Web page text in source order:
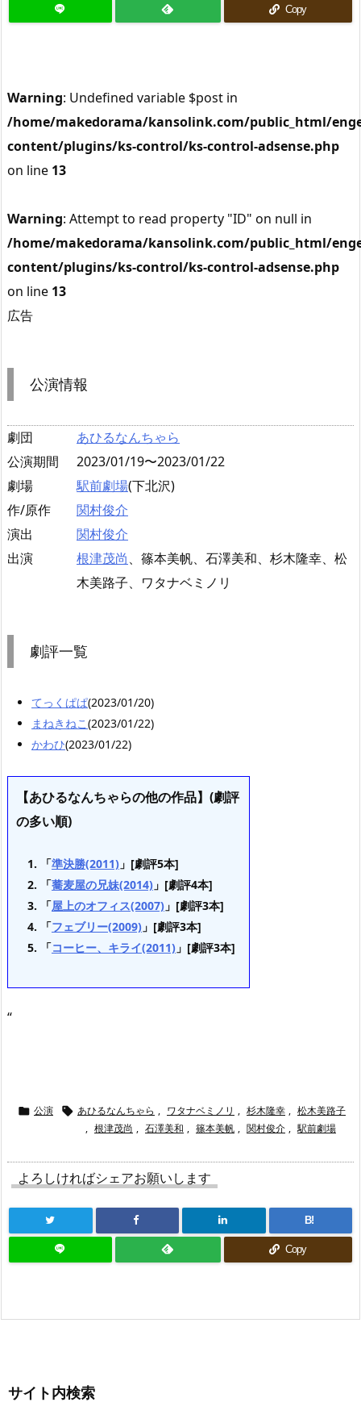
Copy
Warning: Undefined variable $post in
/home/makedorama/kansolink.com/public_html/
content/plugins/ks-control/ks-control-adsense.php
on line 13
Warning: Attempt to read property "ID" on null in
/home/makedorama/kansolink.com/public_html/
content/plugins/ks-control/ks-control-adsense.php
on line 13
広告
公演情報
劇団
あひるなんちゃら
公演期間
2023/01/19〜2023/01/22
劇場
駅前劇場(下北沢)
作/原作
関村俊介
演出
関村俊介
出演
根津茂尚、篠本美帆、石澤美和、杉木隆幸、松
木美路子、ワタナベミノリ
劇評一覧
てっくぱぱ(2023/01/20)
まねきねこ(2023/01/22)
かわひ(2023/01/22)
【あひるなんちゃらの他の作品】(劇評
の多い順)
「準決勝(2011) 」[劇評5本]
「蕎麦屋の兄妹(2014) 」[劇評4本]
「屋上のオフィス(2007) 」[劇評3本]
「フェブリー(2009) 」[劇評3本]
「コーヒー、キライ(2011) 」[劇評3本]
“
 公演  あひるなんちゃら , ワタナベミノリ , 杉木隆幸 , 松木美路子
, 根津茂尚 , 石澤美和 , 篠本美帆 , 関村俊介 , 駅前劇場
よろしければシェアお願いします
B!
Copy
サイト内検索